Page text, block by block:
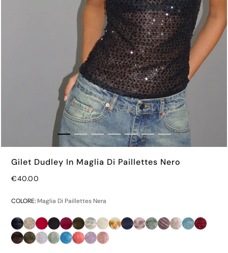
Gilet Dudley In Maglia Di Paillettes Nero
€40.00
COLORE: Maglia Di Paillettes Nera